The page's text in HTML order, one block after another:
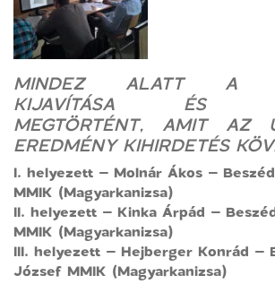
MINDEZ ALATT A
KIJAVÍTÁSA ÉS
MEGTÖRTÉNT, AMIT AZ
EREDMÉNY KIHIRDETÉS
I. helyezett – Molnár Ákos –
MMIK (Magyarkanizsa)
II. helyezett – Kinka Árpád –
MMIK (Magyarkanizsa)
III. helyezett – Hejberger Konrád –
József MMIK (Magyarkanizsa)